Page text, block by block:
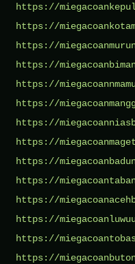
https://
https://
https://
https://
https://
https://
https://
https://
https://
https://
https://
https://
https://
https://